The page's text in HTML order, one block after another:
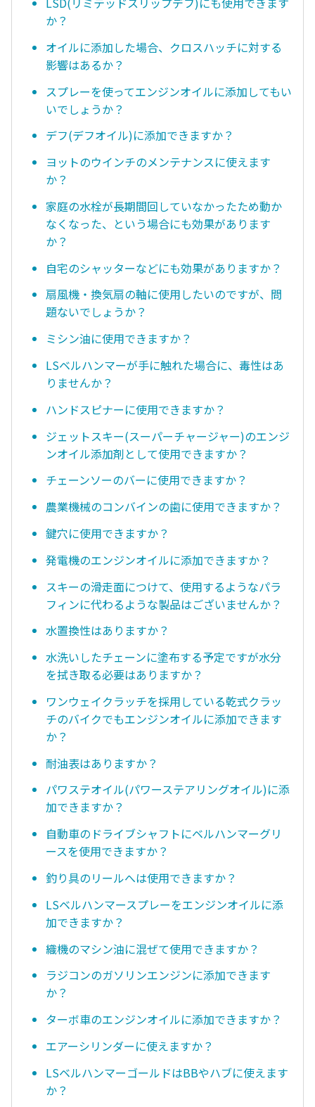
か？
オイルに添加した場合、クロスハッチに対する
影響はあるか？
スプレーを使ってエンジンオイルに添加してもい
いでしょうか？
デフ(デフオイル)に添加できますか？
ヨットのウインチのメンテナンスに使えます
か？
家庭の水栓が長期間回していなかったため動か
なくなった、という場合にも効果があります
か？
自宅のシャッターなどにも効果がありますか？
扇風機・換気扇の軸に使用したいのですが、問
題ないでしょうか？
ミシン油に使用できますか？
LSベルハンマーが手に触れた場合に、毒性はあ
りませんか？
ハンドスピナーに使用できますか？
ジェットスキー(スーパーチャージャー)のエンジ
ンオイル添加剤として使用できますか？
チェーンソーのバーに使用できますか？
農業機械のコンバインの歯に使用できますか？
鍵穴に使用できますか？
発電機のエンジンオイルに添加できますか？
スキーの滑走面につけて、使用するようなパラ
フィンに代わるような製品はございませんか？
水置換性はありますか？
水洗いしたチェーンに塗布する予定ですが水分
を拭き取る必要はありますか？
ワンウェイクラッチを採用している乾式クラッ
チのバイクでもエンジンオイルに添加できます
か？
耐油表はありますか？
パワステオイル(パワーステアリングオイル)に添
加できますか？
自動車のドライブシャフトにベルハンマーグリ
ースを使用できますか？
釣り具のリールへは使用できますか？
LSベルハンマースプレーをエンジンオイルに添
加できますか？
織機のマシン油に混ぜて使用できますか？
ラジコンのガソリンエンジンに添加できます
か？
ターボ車のエンジンオイルに添加できますか？
エアーシリンダーに使えますか？
LSベルハンマーゴールドはBBやハブに使えます
か？